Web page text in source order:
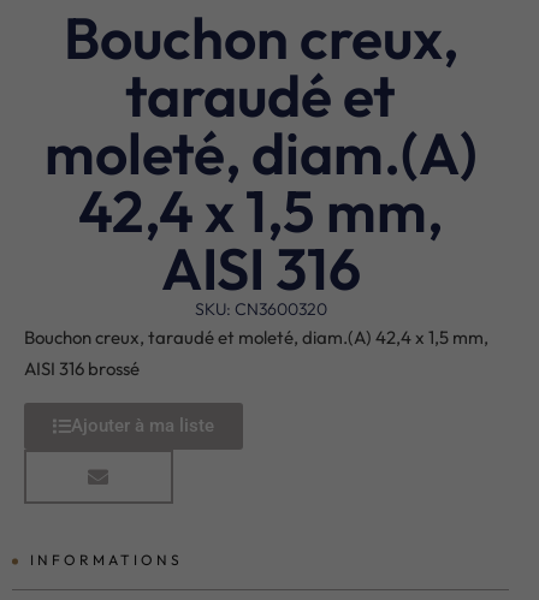
Bouchon creux,
taraudé et
moleté, diam.(A)
42,4 x 1,5 mm,
AISI 316
SKU: CN3600320
Bouchon creux, taraudé et moleté, diam.(A) 42,4 x 1,5 mm,
AISI 316 brossé
Ajouter à ma liste
INFORMATIONS